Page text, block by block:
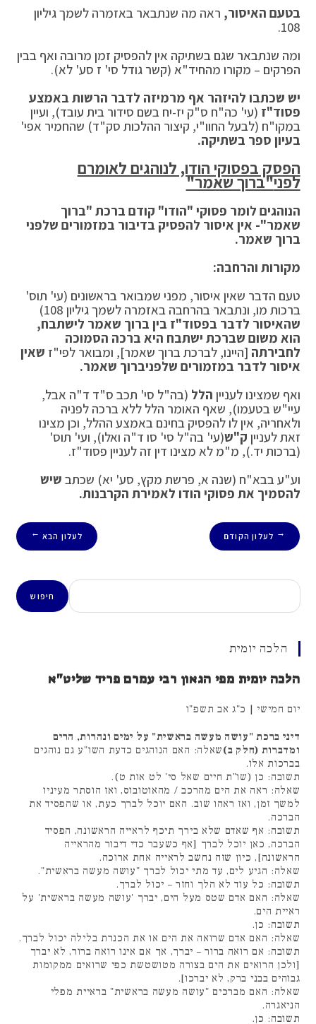
בטעם האיסור, ראה מה שנתבאר באזמרה לשמך גיליון
108.
ומה שנתבאר שגם בשתיקה אין להפסיק זמן מרובה ואף בבין
הפרקים – מקורו מהחיד"א (קשר גודל סי' ז סע' לא).
יש שכתבו להיזהר אף מרמיזה לדבר הרשות באמצע
פסוד"ז (עי' כה"ח ס"ק יז-יח בשם סידור בית עובד), ועיין
במקו"ח (לבעל החוו"י, קיצור ההלכות סק"ד) שהחמיר אפי'
בעיון ספר בשתיקה.
הפסק בפסוקי הודו, לנוהגים לאומרם
לפני"ברוך שאמר"
הנוהגים לומר פסוקי "הודו" קודם ברכת "ברוך
שאמר"- אין איסור להפסיק בדיבור במזמורים שלפני
ברוך שאמר.
מקורות והרחבה:
טעם הדבר שאין איסור, מפני שמבואר בראשונים (עי' תוס'
ברכות מו, ונתבאר בהרחבה באזמרה לשמך גיליון 108)
שהאיסור לדבר בפסוד"ז בין ברוך שאמר לישתבח,
הוא משום שברכת ישתבח היא ברכה הסמוכה
לחבירתה [היינו, לברכת ברוך שאמר], ומבואר לפי"ז שאין
איסור לדבר במזמורים שלפניברוך שאמר.
ואף שמצינו לעניין הלל (בה"ל סי' תכב ס"ד ד"ה אבל,
עיי"ש בטעמו), שאף האומר הלל ללא ברכה לפניה
ולאחריה, אין לו להפסיק בחינם באמצע ההלל, וכן מצינו
זאת לעניין ק"ש(עי' בה"ל סי' סו ד"ה ואלו), ועי' תוס'
(ברכות יד.), מ"מ לא מצינו דין זה לעניין פסוד"ז.
וע"ע בבא"ח (שנה א, פרשת מקץ, סע' יא) שכתב שיש
להסמיך את פסוקי הודו לאמירת הקרבנות.
← לעלון הקודם לעלון הבא →
חיפוש
חיפוש
הלכה יומית
הלכה יומית מפי הגאון רבי עמרם פריד שליט"א
יום חמישי | כ"ג אב תשפ"ו
דיני ברכת "עושה מעשה בראשית" על ימים ונהרות, הרים
ומדברות (חלק ב)שאלה: האם הנוהגים כדעת השו"ע גם נוהגים
בברכות אלו.
תשובה: כן (שו"ת חיים שאל סי' לט אות ט).
שאלה: ראה את הים מהרכב / מהאוטובוס, ואז הוסתר מעיניו
למשך זמן, ואז ראהו שוב. האם יוכל לברך כעת, או שהפסיד את
הברכה.
תשובה: אף שאדם שלא בירך תיכף לראייה הראשונה, הפסיד
הברכה, כאן יוכל לברך [אף כשעבר כדי דיבור מהראייה
הראשונה], כיון שזה נחשב לראייה אחת ארוכה.
שאלה: הגיע לים, עד מתי יכול לברך "עושה מעשה בראשית".
תשובה: כל עוד לא הלך וחזר – יכול לברך.
שאלה: האם אדם שטס מעל הים, יברך 'עושה מעשה בראשית' על
ראיית הים.
תשובה: כן.
שאלה: האם אדם שרואה את הים או את הכנרת בלילה יכול לברך.
תשובה: אם רואה ברור – יברך, אך אם אינו רואה ברור, לא יברך
[ולכן הרואים את הים בצורה מטושטשת כפי שרואים ממקומות
גבוהים בבני ברק, לא יברכו].
שאלה: האם מברכים "עושה מעשה בראשית" בראיית מפלי
הניאגרה.
תשובה: כן.